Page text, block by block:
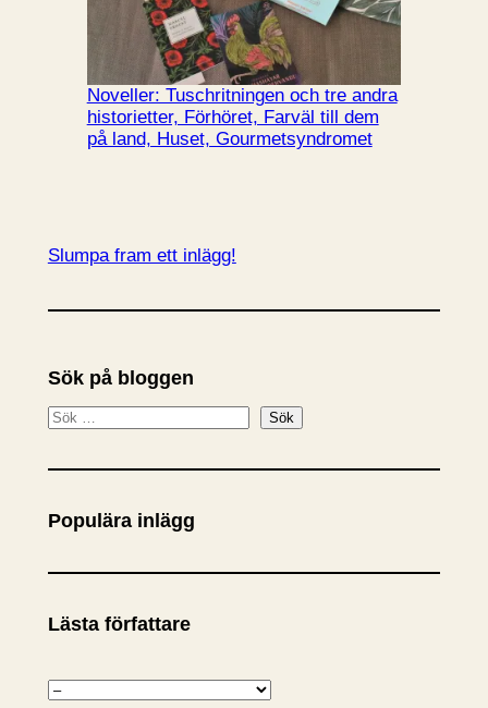
Noveller: Tuschritningen och tre andra
historietter, Förhöret, Farväl till dem
på land, Huset, Gourmetsyndromet
Slumpa fram ett inlägg!
Sök på bloggen
S
k
Sök
Populära inlägg
Lästa författare
K